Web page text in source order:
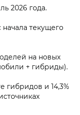
2026 года.
текущего
на новых
+ гибриды).
гибридов и 14,3%